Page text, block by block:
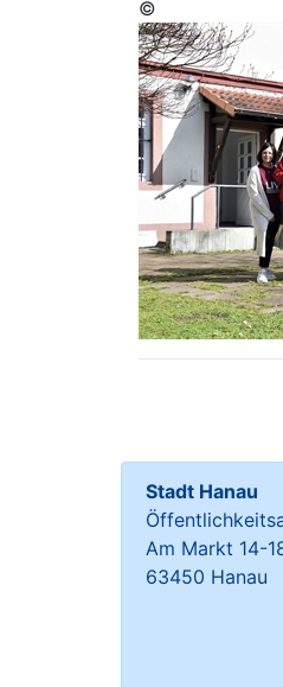
©
Stadt Hanau
Am Markt 14-
63450 Hanau